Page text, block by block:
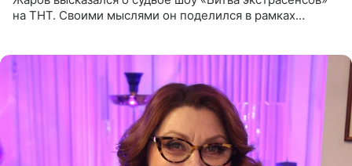
на ТНТ. Своими мыслями он поделился в рамках